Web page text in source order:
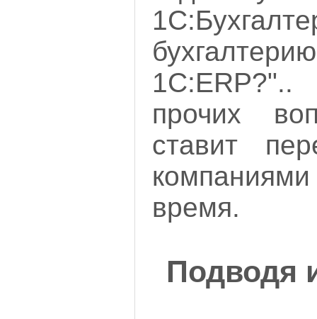
прочих
ставит
время.
Подводя